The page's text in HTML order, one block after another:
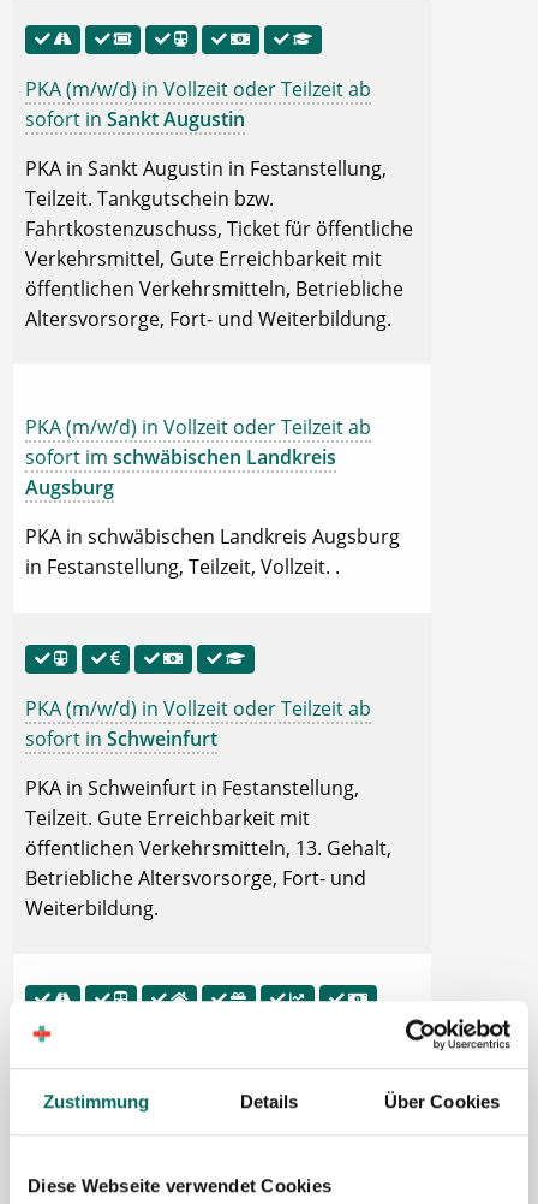
Zustimmung Details Über Cookies
Diese Webseite verwendet Cookies
PKA (m/w/d) in Vollzeit oder Teilzeit ab
sofort in Sankt Augustin
PKA in Sankt Augustin in Festanstellung,
Teilzeit. Tankgutschein bzw.
Fahrtkostenzuschuss, Ticket für öffentliche
Verkehrsmittel, Gute Erreichbarkeit mit
öffentlichen Verkehrsmitteln, Betriebliche
Altersvorsorge, Fort- und Weiterbildung.
PKA (m/w/d) in Vollzeit oder Teilzeit ab
sofort im schwäbischen Landkreis
Augsburg
PKA in schwäbischen Landkreis Augsburg
in Festanstellung, Teilzeit, Vollzeit. .
PKA (m/w/d) in Vollzeit oder Teilzeit ab
sofort in Schweinfurt
PKA in Schweinfurt in Festanstellung,
Teilzeit. Gute Erreichbarkeit mit
öffentlichen Verkehrsmitteln, 13. Gehalt,
Betriebliche Altersvorsorge, Fort- und
Weiterbildung.
sofort inStraubing
Tankgutschein bzw. Fahrtkostenzuschuss,